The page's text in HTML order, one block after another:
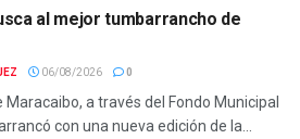
al mejor tumbarrancho de
06/08/2026 0
Maracaibo, a través del Fondo Municipal
con una nueva edición de la...